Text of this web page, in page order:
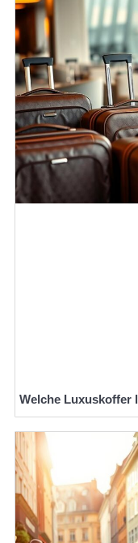
Welche Luxuskoffer